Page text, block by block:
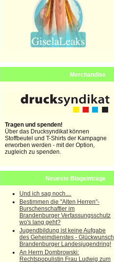
Merchandise
Tragen und spenden!
Über das Drucksyndikat können
Stoffbeutel und T-Shirts der Kampagne
erworben werden - mit der Option,
zugleich zu spenden.
Neueste Blogeinträge
Und ich sag noch....
Bestimmen die "Alten Herren"-
Burschenschaftler im
Brandenburger Verfassungsschutz
wo's lang geht?
Jugendbildung ist keine Aufgabe
des Geheimdienstes - Glückwunsch
Brandenburger Landesjugendring!
An Herrn Dombrowski:
Rechtspopulistin Frau Ludwig zum